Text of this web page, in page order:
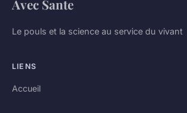
Avec Sante
Le pouls et la science au service du vivant
LIENS
Accueil